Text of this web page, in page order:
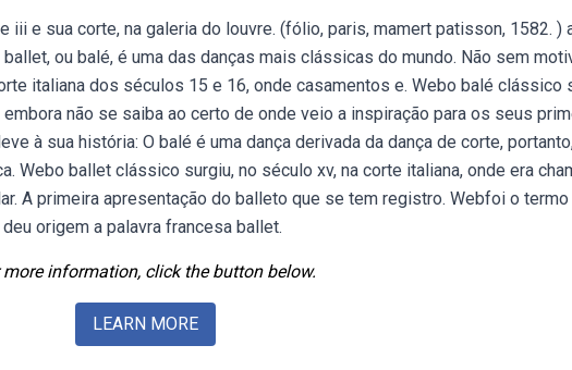
iii e sua corte, na galeria do louvre. (fólio, paris, mamert patisson, 1582. )
ou balé, é uma das danças mais clássicas do mundo. Não sem
italiana dos séculos 15 e 16, onde casamentos e. Webo balé clássico
não se saiba ao certo de onde veio a inspiração para os seus
à sua história: O balé é uma dança derivada da dança de corte,
Webo ballet clássico surgiu, no século xv, na corte italiana, onde era
A primeira apresentação do balleto que se tem registro. Webfoi o termo
origem a palavra francesa ballet.
more information, click the button below.
LEARN MORE